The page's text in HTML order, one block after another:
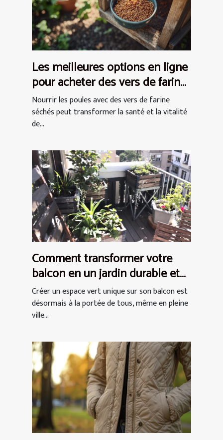
Les meilleures options en ligne
pour acheter des vers de farine
séchés pour les poules
Nourrir les poules avec des vers de farine
séchés peut transformer la santé et la vitalité
de...
Comment transformer votre
balcon en un jardin durable et
chic
Créer un espace vert unique sur son balcon est
désormais à la portée de tous, même en pleine
ville...